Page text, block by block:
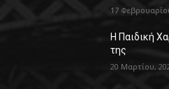
17
Η Παιδική
της
20 Μαρτίου,